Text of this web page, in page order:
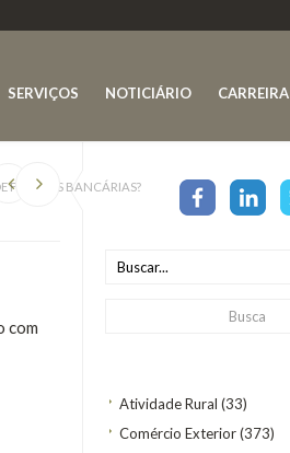
SERVIÇOS NOTICIÁRIO CARREIRA
Atividade Rural (33)
Comércio Exterior(373)
FRAUDES BANCÁRIAS?
com